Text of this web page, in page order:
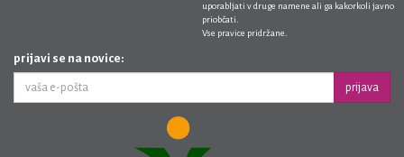
uporabljati v druge namene ali ga kakorkoli javno
priobčati.
Vse pravice pridržane.
prijavi se na novice:
prijava